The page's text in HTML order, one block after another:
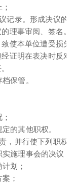
记录。形成决议的
理事审阅、签名。
使本单位遭受损失
证明在表决时反对
保管。
的其他职权。
，并行使下列职权
施理事会的决议；
划；
；